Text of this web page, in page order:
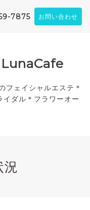
7875 お問い合わせ
フェイシャルエステ＊
イダル＊フラワーオー
況